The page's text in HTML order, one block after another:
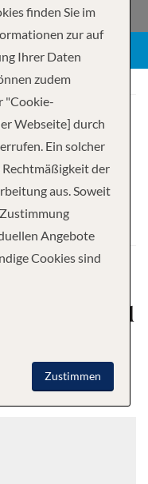
Horizon
finden Sie im
zur auf
Ihrer Daten
zudem
"Cookie-
Webseite] durch
Ein solcher
der
aus. Soweit
Angebote
Cookies sind
Zustimmen